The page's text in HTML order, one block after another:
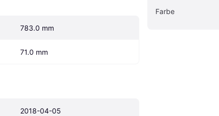
783.0 mm
71.0 mm
2018-04-05
Farbe